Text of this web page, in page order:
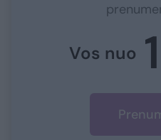
Vos nuo 1